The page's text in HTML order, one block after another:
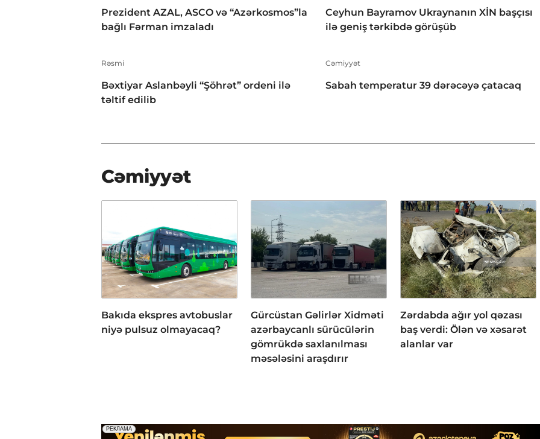
Prezident AZAL, ASCO və “Azərkosmos”la
bağlı Fərman imzaladı
Ceyhun Bayramov Ukraynanın XİN başçısı
ilə geniş tərkibdə görüşüb
Rəsmi
Bəxtiyar Aslanbəyli “Şöhrət” ordeni ilə
təltif edilib
Cəmiyyət
Sabah temperatur 39 dərəcəyə çatacaq
Cəmiyyət
Bakıda ekspres avtobuslar
niyə pulsuz olmayacaq?
Gürcüstan Gəlirlər Xidməti
azərbaycanlı sürücülərin
gömrükdə saxlanılması
məsələsini araşdırır
Zərdabda ağır yol qəzası
baş verdi: Ölən və xəsarət
alanlar var